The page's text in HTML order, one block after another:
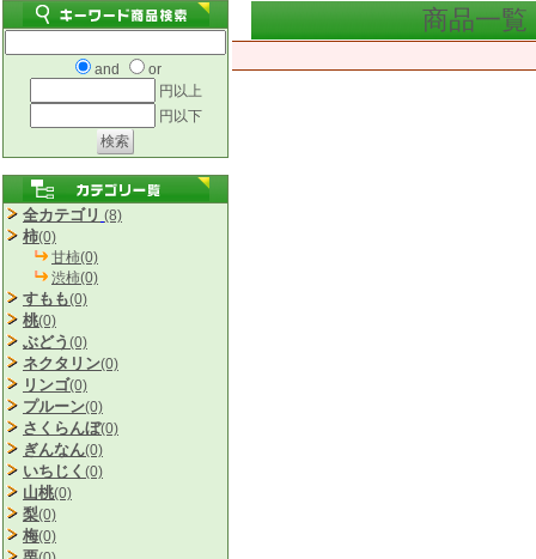
and
or
円以上
円以下
全カテゴリ (8)
柿(0)
甘柿(0)
渋柿(0)
すもも(0)
桃(0)
ぶどう (0)
ネクタリン(0)
リンゴ(0)
プルーン(0)
さくらんぼ(0)
ぎんなん(0)
いちじく (0)
山桃(0)
梨(0)
梅(0)
商品一覧